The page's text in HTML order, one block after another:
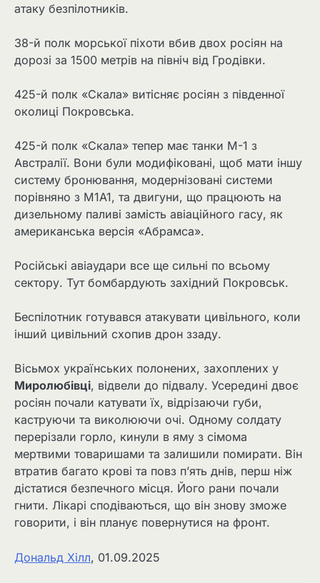
атаку безпілотників.
38-й полк морської піхоти вбив двох росіян на
дорозі за 1500 метрів на північ від Гродівки.
425-й полк «Скала» витісняє росіян з південної
околиці Покровська.
425-й полк «Скала» тепер має танки М-1 з
Австралії. Вони були модифіковані, щоб мати іншу
систему бронювання, модернізовані системи
порівняно з M1A1, та двигуни, що працюють на
дизельному паливі замість авіаційного гасу, як
американська версія «Абрамса».
Російські авіаудари все ще сильні по всьому
сектору. Тут бомбардують західний Покровськ.
Беспілотник готувався атакувати цивільного, коли
інший цивільний схопив дрон ззаду.
Вісьмох українських полонених, захоплених у
Миролюбівці, відвели до підвалу. Усередині двоє
росіян почали катувати їх, відрізаючи губи,
каструючи та виколюючи очі. Одному солдату
перерізали горло, кинули в яму з сімома
мертвими товаришами та залишили помирати. Він
втратив багато крові та повз п’ять днів, перш ніж
дістатися безпечного місця. Його рани почали
гнити. Лікарі сподіваються, що він знову зможе
говорити, і він планує повернутися на фронт.
Дональд Хілл, 01.09.2025